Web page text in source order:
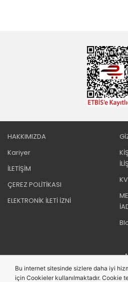
HAKKIMIZDA
Kariyer
İLETİŞİM
ÇEREZ POLİTİKASI
ELEKTRONİK İLETİ İZNİ
Bu internet sitesinde sizlere daha iyi
için Cookieler kullanılmaktadır. Cookie